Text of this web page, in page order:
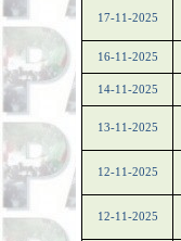
17-11-2025
16-11-2025
14-11-2025
13-11-2025
12-11-2025
12-11-2025